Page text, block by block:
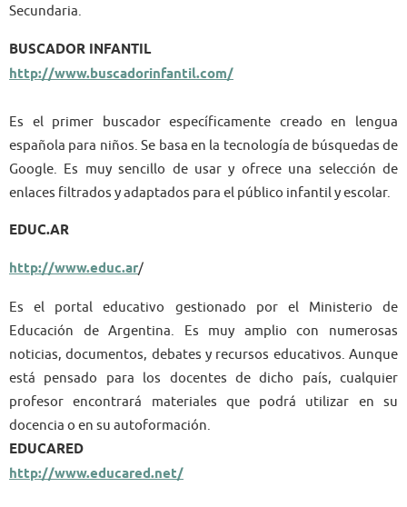
Secundaria.
BUSCADOR INFANTIL
http://www.buscadorinfantil.com/
Es el primer buscador específicamente creado en lengua
española para niños. Se basa en la tecnología de búsquedas de
Google. Es muy sencillo de usar y ofrece una selección de
enlaces filtrados y adaptados para el público infantil y escolar.
EDUC.AR
http://www.educ.ar/
Es el portal educativo gestionado por el Ministerio de
Educación de Argentina. Es muy amplio con numerosas
noticias, documentos, debates y recursos educativos. Aunque
está pensado para los docentes de dicho país, cualquier
profesor encontrará materiales que podrá utilizar en su
docencia o en su autoformación.
EDUCARED
http://www.educared.net/